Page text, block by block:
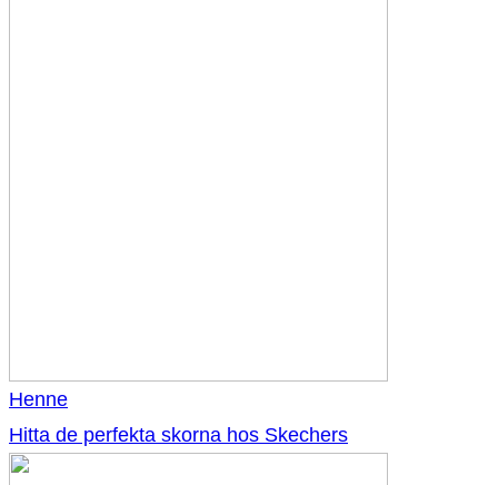
Henne
Hitta de perfekta skorna hos Skechers